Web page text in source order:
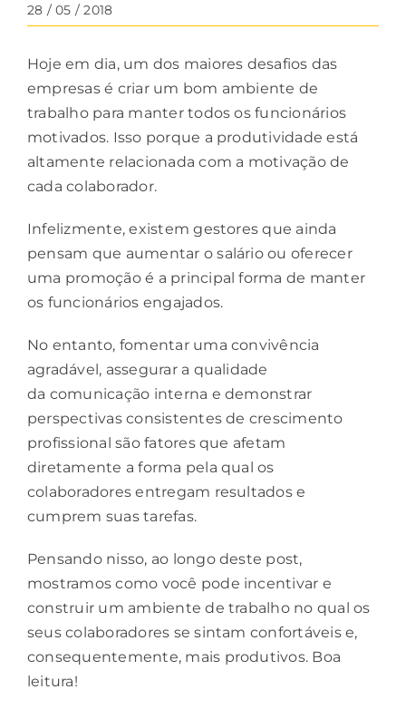
28 / 05 / 2018
Hoje em dia, um dos maiores desafios das
empresas é criar um bom ambiente de
trabalho para manter todos os funcionários
motivados. Isso porque a produtividade está
altamente relacionada com a motivaçãode
cada colaborador.
Infelizmente, existem gestores que ainda
pensam que aumentar o salário ou oferecer
uma promoção é a principal forma de manter
os funcionários engajados.
No entanto, fomentar uma convivência
agradável, assegurar a qualidade
da comunicação interna e demonstrar
perspectivas consistentes de crescimento
profissional são fatores que afetam
diretamente a forma pela qual os
colaboradores entregam resultados e
cumprem suas tarefas.
Pensando nisso, ao longo deste post,
mostramos como você pode incentivar e
construir um ambiente de trabalho no qual os
seus colaboradores se sintam confortáveis e,
consequentemente, mais produtivos. Boa
leitura!